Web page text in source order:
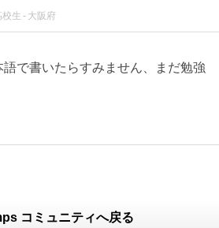
校生 大阪府
語で書いたらすみません、まだ勉強
コミュニティへ戻る